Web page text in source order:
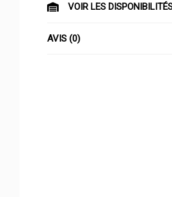
VOIR LES
AVIS (0)